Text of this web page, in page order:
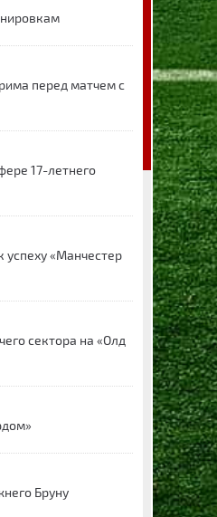
перед матчем с
17-летнего
успеху «Манчестер
сектора на «Олд
Бруну